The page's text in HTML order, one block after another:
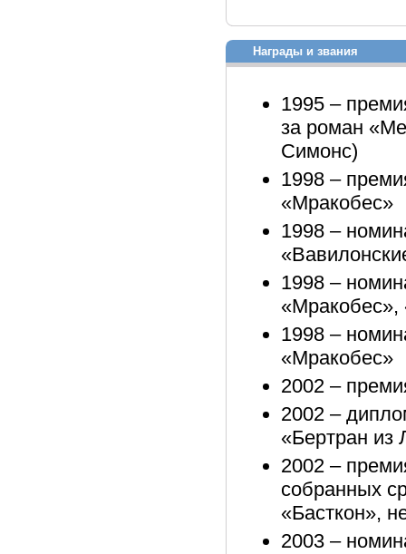
Награды и звания
1995 –
за роман
Симонс)
1998 –
«Мракобес»
1998 –
1998 –
1998 –
«Мракобес»
2002 –
2002 –
«Бертран из
2002 –
собранных
«Басткон»,
2003 –